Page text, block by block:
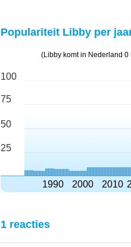
Populariteit Libby per
(Libby komt in Nederland
100
75
50
25
1990 2000 2010
1 reacties